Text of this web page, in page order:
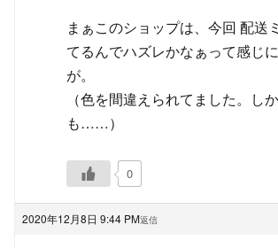
まぁこのショップは、今回 配送
てるんでハズレかなぁって感じ
が。
（色を間違えられてました。し
も……）
0
2020年12月8日 9:44 PM返信